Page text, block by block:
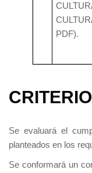
PDF).
Se evaluará el
planteados en los
Se conformará un